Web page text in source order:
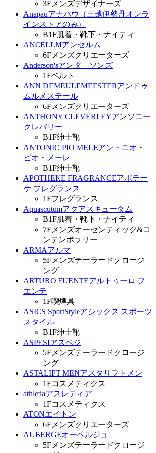
3F メンズデザイナーズ
Anapauアナパウ（三越伊勢丹オンラ
インストアのみ）
B1F肌着・靴下・ナイティ
ANCELLMアンセルム
6F メンズクリエーターズ
Anderson'sアンダーソンズ
1Fベルト
ANN DEMEULEMEESTERアンドゥ
ムルメステール
6F メンズクリエーターズ
ANTHONY CLEVERLEYアンソニー
クレバリー
B1F紳士靴
ANTONIO PIO MELEアントニオ・
ピオ・メーレ
B1F紳士靴
APOTHEKE FRAGRANCEアポテー
ケ フレグランス
1Fフレグランス
Aquascutumアクアスキュータム
B1F肌着・靴下・ナイティ
7F メンズオーセンティック&コ
ンテンポラリー
ARMAアルマ
5F メンズテーラードクロージ
ング
ARTURO FUENTEアルトゥーロ フ
エンテ
1F喫煙具
ASICS SportStyleアシックス スポーツ
スタイル
B1F紳士靴
ASPESIアスペジ
5F メンズテーラードクロージ
ング
ASTALIFT MENアスタリフトメン
1Fコスメティクス
athletiaアスレティア
1Fコスメティクス
ATONエイトン
6F メンズクリエーターズ
AUBERGEオーベルジュ
5F メンズテーラードクロージ